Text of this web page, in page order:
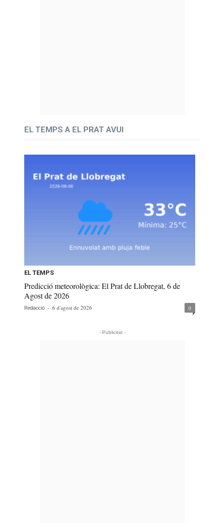
EL TEMPS A EL PRAT AVUI
EL TEMPS
Predicció meteorològica: El Prat de Llobregat, 6 de
Agost de 2026
Redacció - 6 d'agost de 2026 0
- Publicitat -